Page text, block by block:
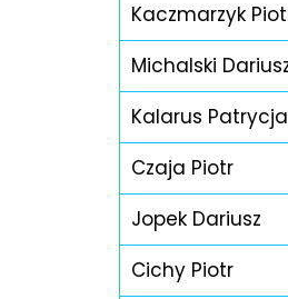
Kaczmarzyk
Michalski
Kalarus Patrycja
Czaja Piotr
Jopek Dariusz
Cichy Piotr